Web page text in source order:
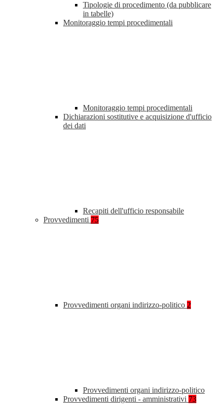
Tipologie di procedimento (da pubblicare
in tabelle)
Monitoraggio tempi procedimentali
Monitoraggio tempi procedimentali
Dichiarazioni sostitutive e acquisizione d'ufficio
dei dati
Recapiti dell'ufficio responsabile
Provvedimenti 75
Provvedimenti organi indirizzo-politico 2
Provvedimenti organi indirizzo-politico
Provvedimenti dirigenti - amministrativi 73